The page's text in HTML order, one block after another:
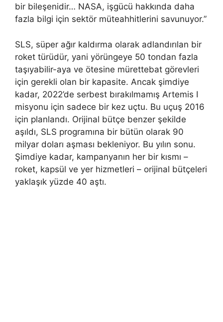
bir bileşenidir… NASA, işgücü hakkında daha
fazla bilgi için sektör müteahhitlerini savunuyor.”
SLS, süper ağır kaldırma olarak adlandırılan bir
roket türüdür, yani yörüngeye 50 tondan fazla
taşıyabilir-aya ve ötesine mürettebat görevleri
için gerekli olan bir kapasite. Ancak şimdiye
kadar, 2022’de serbest bırakılmamış Artemis I
misyonu için sadece bir kez uçtu. Bu uçuş 2016
için planlandı. Orijinal bütçe benzer şekilde
aşıldı, SLS programına bir bütün olarak 90
milyar doları aşması bekleniyor. Bu yılın sonu.
Şimdiye kadar, kampanyanın her bir kısmı –
roket, kapsül ve yer hizmetleri – orijinal bütçeleri
yaklaşık yüzde 40 aştı.